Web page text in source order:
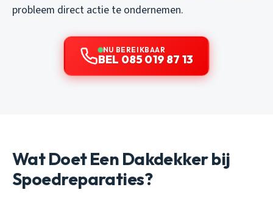
probleem direct actie te ondernemen.
NU BEREIKBAAR
BEL 085 019 87 13
Wat Doet Een Dakdekker bij
Spoedreparaties?